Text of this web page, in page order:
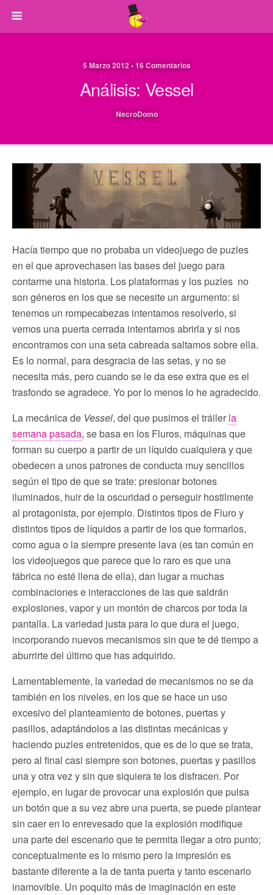
5 Marzo 2012 • 16 Comentarios
Análisis: Vessel
NecroDomo
Hacía tiempo que no probaba un videojuego de puzles
en el que aprovechasen las bases del juego para
contarme una historia. Los plataformas y los puzles no
son géneros en los que se necesite un argumento: si
tenemos un rompecabezas intentamos resolverlo, si
vemos una puerta cerrada intentamos abrirla y si nos
encontramos con una seta cabreada saltamos sobre ella.
Es lo normal, para desgracia de las setas, y no se
necesita más, pero cuando se le da ese extra que es el
trasfondo se agradece. Yo por lo menos lo he agradecido.
La mecánica de Vessel, del que pusimos el tráiler la
semana pasada, se basa en los Fluros, máquinas que
forman su cuerpo a partir de un líquido cualquiera y que
obedecen a unos patrones de conducta muy sencillos
según el tipo de que se trate: presionar botones
iluminados, huir de la oscuridad o perseguir hostilmente
al protagonista, por ejemplo. Distintos tipos de Fluro y
distintos tipos de líquidos a partir de los que formarlos,
como agua o la siempre presente lava (es tan común en
los videojuegos que parece que lo raro es que una
fábrica no esté llena de ella), dan lugar a muchas
combinaciones e interacciones de las que saldrán
explosiones, vapor y un montón de charcos por toda la
pantalla. La variedad justa para lo que dura el juego,
incorporando nuevos mecanismos sin que te dé tiempo a
aburrirte del último que has adquirido.
Lamentablemente, la variedad de mecanismos no se da
también en los niveles, en los que se hace un uso
excesivo del planteamiento de botones, puertas y
pasillos, adaptándolos a las distintas mecánicas y
haciendo puzles entretenidos, que es de lo que se trata,
pero al final casi siempre son botones, puertas y pasillos
una y otra vez y sin que siquiera te los disfracen. Por
ejemplo, en lugar de provocar una explosión que pulsa
un botón que a su vez abre una puerta, se puede plantear
sin caer en lo enrevesado que la explosión modifique
una parte del escenario que te permita llegar a otro punto;
conceptualmente es lo mismo pero la impresión es
bastante diferente a la de tanta puerta y tanto escenario
inamovible. Un poquito más de imaginación en este